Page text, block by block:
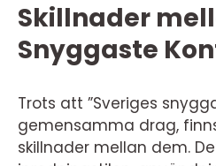
Skillnader
Snyggaste
Trots att ”Sveriges
gemensamma drag,
skillnader mellan dem.